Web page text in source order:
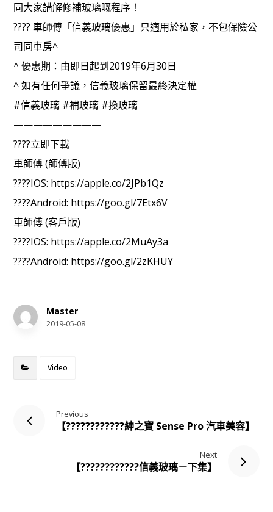
同大家講解修補玻璃嘅程序！
???? 車師傅「信義玻璃優惠」只適用於私家，不包保險公
司同車房^
^ 優惠期：由即日起到2019年6月30日
^ 如有任何爭議，信義玻璃保留最終決定權
#信義玻璃 #補玻璃 #換玻璃
—————————
????立即下載
車師傅 (師傅版)
????IOS: https://apple.co/2JPb1Qz
????Android: https://goo.gl/7Etx6V
車師傅 (客戶版)
????IOS: https://apple.co/2MuAy3a
????Android: https://goo.gl/2zKHUY
Master
2019-05-08
Video
Previous
【????????‍????紳之寶 Sense Pro 汽車美容】
Next
【????????‍????信義玻璃－下集】